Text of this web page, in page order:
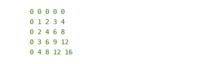
0 0 0 0 0
0 1 2 3 4
0 2 4 6 8
0 3 6 9 12